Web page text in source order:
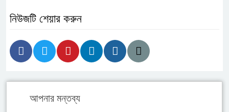
নিউজটি শেয়ার করুন
আপনার মন্তব্য